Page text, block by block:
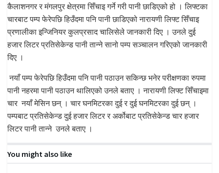
कैलाशनगर र मंगलपुर क्षेत्रमा सिँचाइ गर्ने गरी पानी छाडिएको हो । लिफ्टका
चारबाट पम्प फेरेपछि हिउँदमा पनि पानी छाडिएको नारायणी लिफ्ट सिँचाइ
प्रणालीका इन्जिनियर कुलप्रसाद चालिसेले जानकारी दिए । उनले दुई
हजार लिटर प्रतिसेकेन्ड पानी तान्ने सानो पम्प सञ्चालन गरिएको जानकारी
दिए ।
नयाँ पम्प फेरेपछि हिउँदमा पनि पानी पठाउन सकिन्छ भनेर परीक्षणका रुपमा
पानी नहरमा पानी पठाउन थालिएको उनले बताए । नारायणी लिफ्ट सिँचाइमा
चार नयाँ मेसिन छन् । चार घनमिटरका दुई र दुई घनमिटरका दुई छन् ।
पम्पबाट प्रतिसेकेन्ड दुई हजार लिटर र अर्कोबाट प्रतिसेकेन्ड चार हजार
लिटर पानी तान्ने उनले बताए ।
You might also like